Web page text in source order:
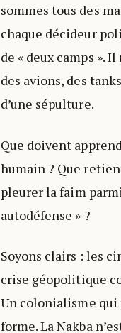
sommes tous des
chaque décideur
de « deux camps ».
des avions, des
d’une sépulture.
Que doivent
humain ? Que
pleurer la faim
autodéfense » ?
Soyons clairs : les
crise géopolitique
Un colonialisme qui
forme. La Nakba